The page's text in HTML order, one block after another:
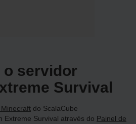
o servidor
Survival
do ScalaCube
Extreme Survival através do Painel de